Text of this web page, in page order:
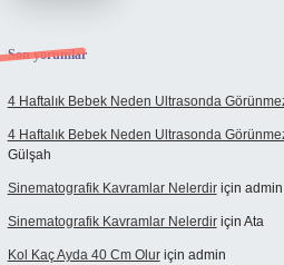
Son yorumlar
4 Haftalık Bebek Neden Ultrasonda
4 Haftalık Bebek Neden Ultrasonda
Gülşah
Sinematografik Kavramlar Nelerdiriçin admin
Sinematografik Kavramlar Nelerdiriçin Ata
Kol Kaç Ayda 40 Cm Oluriçin admin